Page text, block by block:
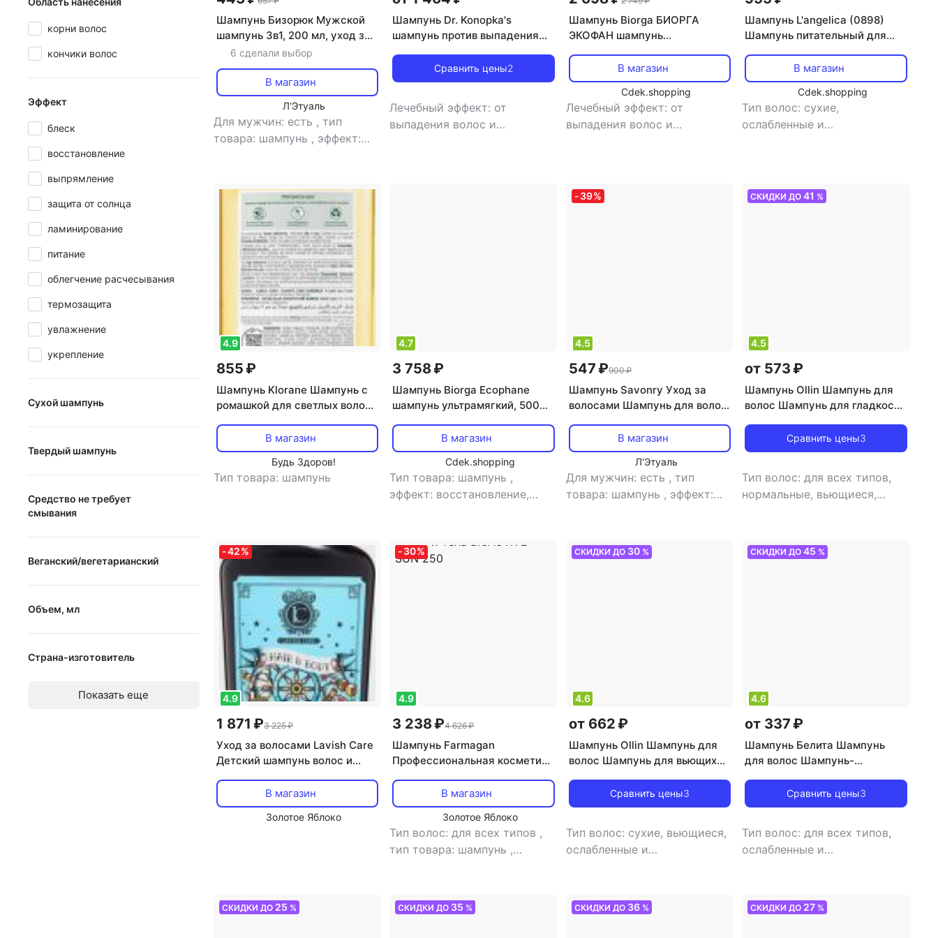
корни волос
кончики волос
Эффект
блеск
восстановление
выпрямление
защита от солнца
ламинирование
питание
облегчение расчесывания
термозащита
увлажнение
укрепление
Сухой шампунь
Сухой шампунь
Твердый шампунь
Твердый шампунь
Средство не требует
смывания
Средство не требует
Веганский/вегетарианский
Веганский/вегетарианский
Объем, мл
Страна-изготовитель
Показать еще
Шампунь Бизорюк Мужской
шампунь 3в1, 200 мл, уход за
волосами для мужчин,
кондиционер для волос,
кокосовое масло,
натуральная косметика
6 сделали выбор
В магазин
Л'Этуаль
Для мужчин: есть , тип
товара: шампунь , эффект:
Шампунь Dr. Konopka's
шампунь против выпадения
Сравнить цены2
Лечебный эффект: от
выпадения волос и
Шампунь Biorga БИОРГА
ЭКОФАН шампунь
ослабленных волос 200мл
В магазин
Cdek.shopping
Лечебный эффект: от
выпадения волос и
шампунь
Шампунь L'angelica (0898)
Шампунь питательный для
В магазин
Cdek.shopping
Тип волос: сухие,
ослабленные и
4.9
855 ₽
Шампунь Klorane Шампунь с
ромашкой для светлых волос,
В магазин
Будь Здоров!
Тип товара: шампунь
4.7
3 758 ₽
Шампунь Biorga Ecophane
шампунь ультрамягкий, 500
В магазин
Cdek.shopping
Тип товара: шампунь ,
эффект: восстановление,
-39%
4.5
547 ₽900 ₽
Шампунь Savonry Уход за
волосами Шампунь для волос
В магазин
Л'Этуаль
Для мужчин: есть , тип
товара: шампунь , эффект:
СКИДКИ ДО41 %
4.5
от 573 ₽
Шампунь Ollin Шампунь для
волос Шампунь для гладкости
Сравнить цены3
Тип волос: для всех типов,
нормальные, вьющиеся,
шампунь,эффект: блеск,
восстановление,
-42%
4.9
1 871 ₽3 225 ₽
Уход за волосами Lavish Care
Детский шампунь волос и
2in1 300 млВ магазин
Золотое Яблоко
-30%
4.9
3 238 ₽4 626 ₽
Шампунь Farmagan
Профессиональная косметика
кондиционер для волос и тела
BIOACTIVE SUN 250
В магазин
Золотое Яблоко
Тип волос: для всех типов ,
тип товара: шампунь ,
СКИДКИ ДО 30%
4.6
от 662 ₽
Шампунь Ollin Шампунь для
волос Шампунь для вьющихся
Сравнить цены3
Тип волос: сухие, вьющиеся,
ослабленные и
восстановление,
выпрямление, питание,
СКИДКИ ДО45 %
4.6
от 337 ₽
Шампунь Белита Шампунь
для волос Шампунь-
типов волосСравнить цены3
Тип волос: для всех типов,
ослабленные и
восстановление,
выпрямление,
СКИДКИ ДО 25 % СКИДКИ ДО 35 % СКИДКИ ДО 36% СКИДКИ ДО 27 %